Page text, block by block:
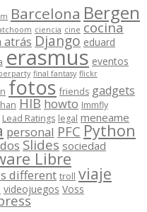
Barcelona Bergen
ciencia cine cocina
atrás Django eduard
erasmus eventos
final fantasy flickr
fotos friends gadgets
HIB howto Immfly
Lead Ratings legal meneame
personal PFC Python
Slides sociedad
Libre
different troll viaje
videojuegos Voss